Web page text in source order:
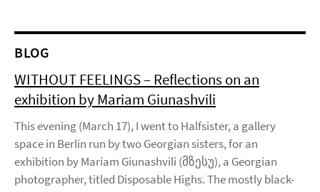
BLOG
WITHOUT FEELINGS – Reflections on an
exhibition by Mariam Giunashvili
This evening (March 17), I went to Halfsister, a gallery
space in Berlin run by two Georgian sisters, for an
exhibition by Mariam Giunashvili (მზესუ), a Georgian
photographer, titled Disposable Highs. The mostly black-